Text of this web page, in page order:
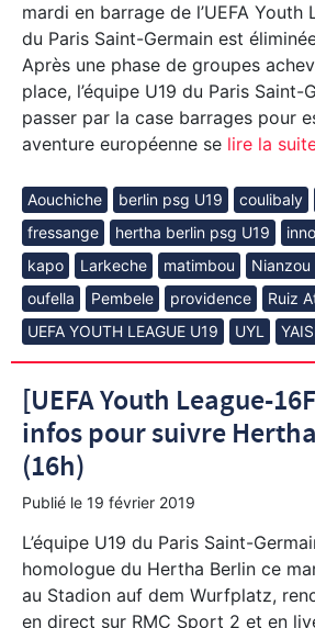
mardi en barrage de l’UEFA Youth
du Paris Saint-Germain est
Après une phase de groupes
place, l’équipe U19 du Paris
passer par la case barrages pour
aventure européenne se lire la
Aouchiche berlin psg U19 coulibaly
fressange
hertha berlin psg U19
kapo
Larkeche matimbou Nianzou
oufella
Pembele providence Ruiz
UEFA YOUTH LEAGUE U19
UYL
[UEFA Youth League-
infos pour suivre
(16h)
Publié le 19 février 2019
L’équipe U19 du Paris Saint-
homologue du Hertha Berlin ce
au Stadion auf dem Wurfplatz,
en direct sur RMC Sport 2 et en